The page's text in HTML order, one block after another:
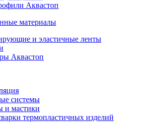
Аквастоп
материалы
и эластичные ленты
Аквастоп
системы
и мастики
термопластичных изделий